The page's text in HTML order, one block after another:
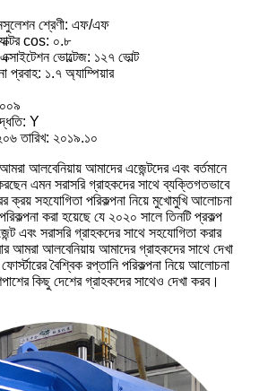
শ্রেণী: এফ/এফ
cos: ০.৮
ভোল্টেজ: ১২৭ ভোল্ট
প্রবাহ: ১.৭ অ্যাম্পিয়ার
Y
তারিখ: ২০১৯.১০
আলবেনিয়ায় আমাদের এজেন্টদের এবং বর্তমানে
এমন সরাসরি গ্রাহকদের সাথে ব্যক্তিগতভাবে
ক্রয় সহযোগিতা পরিকল্পনা নিয়ে মুখোমুখি আলোচনা
করা হয়েছে যে ২০২০ সালে তিনটি প্রকল্প
এবং সরাসরি গ্রাহকদের সাথে সহযোগিতা করার
আমরা আলবেনিয়ায় আমাদের গ্রাহকদের সাথে দেখা
বৈশ্বিক রপ্তানি পরিকল্পনা নিয়ে আলোচনা
কিছু দেশের গ্রাহকদের সাথেও দেখা করব।